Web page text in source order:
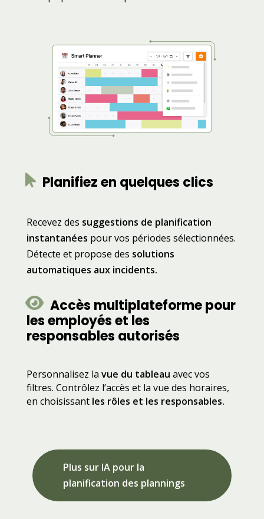
Planifiez en quelques clics
Recevez des suggestions de planification
instantanées pour vos périodes sélectionnées.
Détecte et propose des solutions
automatiques aux incidents.
Accès multiplateforme pour
les employés et les
responsables autorisés
Personnalisez la vue du tableau avec vos
filtres. Contrôlez l’accès et la vue des horaires,
en choisissantles rôles et les responsables.
Plus sur IA pour la
planification des plannings